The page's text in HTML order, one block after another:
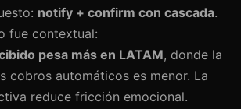
notify + confirm con cascada.
fue contextual:
pesa más en LATAM, donde la
cobros automáticos es menor. La
reduce fricción emocional.